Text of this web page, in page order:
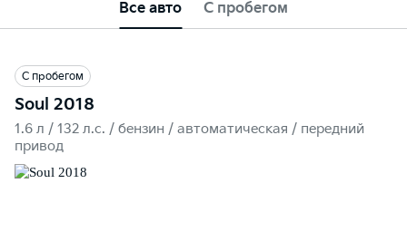
Все авто С пробегом
С пробегом
Soul 2018
1.6 л / 132 л.c. / бензин / автоматическая / передний
привод